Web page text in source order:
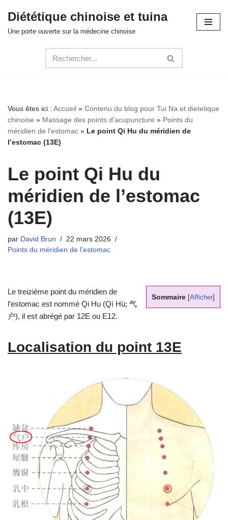
Aller
Diététique chinoise et tuina
Une porte ouverte sur la médecine chinoise
Vous êtes ici : Accueil » Contenu du blog pour Tui Na et dietetique
chinoise » Massage des points d'acupuncture » Points du
méridien de l'estomac » Le point Qi Hu du méridien de
l’estomac (13E)
Le point Qi Hu du
méridien de l’estomac
(13E)
par David Brun
22 mars 2026
Points du méridien de l'estomac
Sommaire [Afficher]
Le treizième point du méridien de
l’estomac est nommé Qi Hu (Qì Hù; 气
户), il est abrégé par 12E ou E12.
Localisation du point 13E